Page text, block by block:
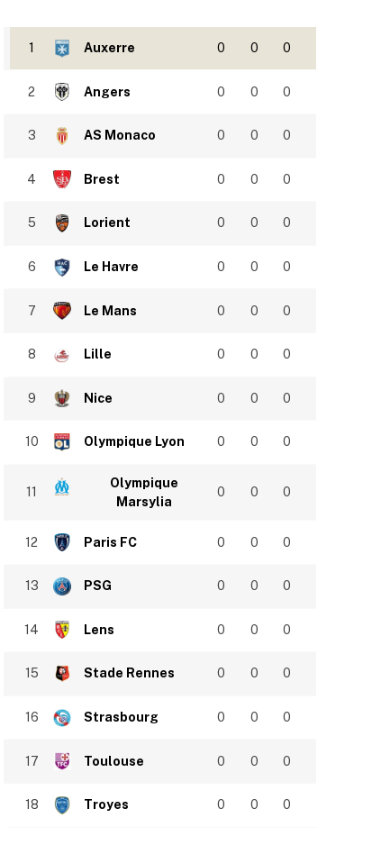
1 Auxerre 0 0 0
2 Angers 0 0 0
3 AS Monaco 0 0 0
4 Brest 0 0 0
5 Lorient 0 0 0
6 Le Havre 0 0 0
7 Le Mans 0 0 0
8 Lille 0 0 0
9 Nice 0 0 0
10 Olympique Lyon 0 0 0
11
Olympique
Marsylia
0 0 0
12 Paris FC 0 0 0
13 PSG 0 0 0
14 Lens 0 0 0
15 Stade Rennes 0 0 0
16 Strasbourg 0 0 0
17 Toulouse 0 0 0
18 Troyes 0 0 0